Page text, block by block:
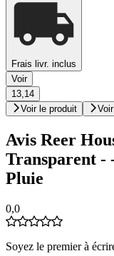
Frais livr. inclus
Voir
13,14
Voir le produit
Avis Reer
Transparent -
Pluie
0,0
Soyez le premier à